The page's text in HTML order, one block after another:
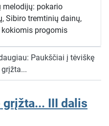
melodijų: pokario
Sibiro tremtinių dainų,
kokiomis progomis
metu jau buvo per
patekau į sovietinio
uždarytas Vilniaus KGB
čekistai
Paukščiai į tėviškę
grįžta...
III dalis